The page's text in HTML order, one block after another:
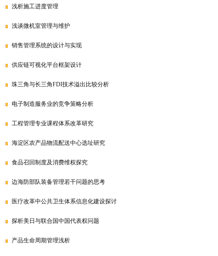
浅析施工进度管理
浅谈微机室管理与维护
销售管理系统的设计与实现
供应链可视化平台框架设计
珠三角与长三角FDI技术溢出比较分析
电子制造服务业的竞争策略分析
工程管理专业课程体系改革研究
海淀区农产品物流配送中心选址研究
食品召回制度及消费维权探究
边海防部队装备管理若干问题的思考
医疗改革中公共卫生体系信息化建设探讨
探析美日与联合国中国代表权问题
产品生命周期管理浅析